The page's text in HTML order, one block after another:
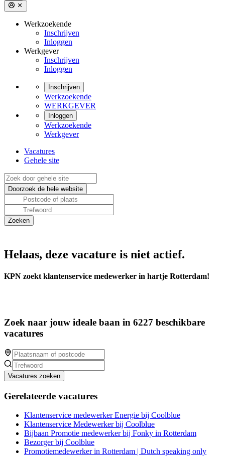
Werkzoekende
Inschrijven
Inloggen
Werkgever
Inschrijven
Inloggen
Inschrijven
Werkzoekende
WERKGEVER
Inloggen
Werkzoekende
Werkgever
Vacatures
Gehele site
Helaas, deze vacature is niet actief.
KPN zoekt klantenservice medewerker in hartje Rotterdam!
Zoek naar jouw ideale baan in 6227 beschikbare
vacatures
Vacatures zoeken
Gerelateerde vacatures
Klantenservice medewerker Energie bij Coolblue
Klantenservice Medewerker bij Coolblue
Bijbaan Promotie medewerker bij Fonky in Rotterdam
Bezorger bij Coolblue
Promotiemedewerker in Rotterdam | Dutch speaking only